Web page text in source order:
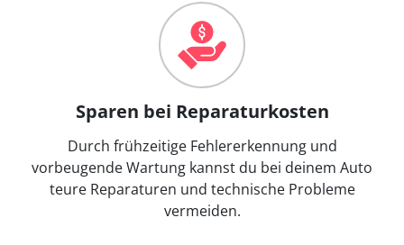
Sparen bei Reparaturkosten
Durch frühzeitige Fehlererkennung und
vorbeugende Wartung kannst du bei deinem Auto
teure Reparaturen und technische Probleme
vermeiden.